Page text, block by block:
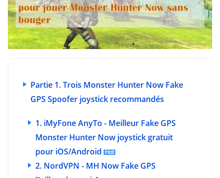
Partie 1. Trois Monster Hunter Now Fake
GPS Spoofer joystick recommandés
1. iMyFone AnyTo - Meilleur Fake GPS
Monster Hunter Now joystick gratuit
pour iOS/Android
2. NordVPN - MH Now Fake GPS